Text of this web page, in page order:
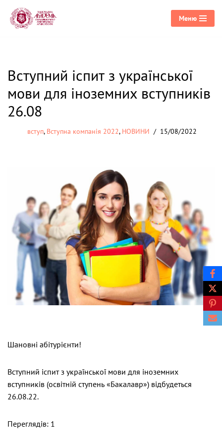
Перейти
Меню
Вступний іспит з української
мови для іноземних вступників
26.08
вступ, Вступна компанія 2022, НОВИНИ 15/08/2022
Шановні абітурієнти!
Вступний іспит з української мови для іноземних
вступників (освітній ступень «Бакалавр») відбудеться
26.08.22.
Переглядів: 1